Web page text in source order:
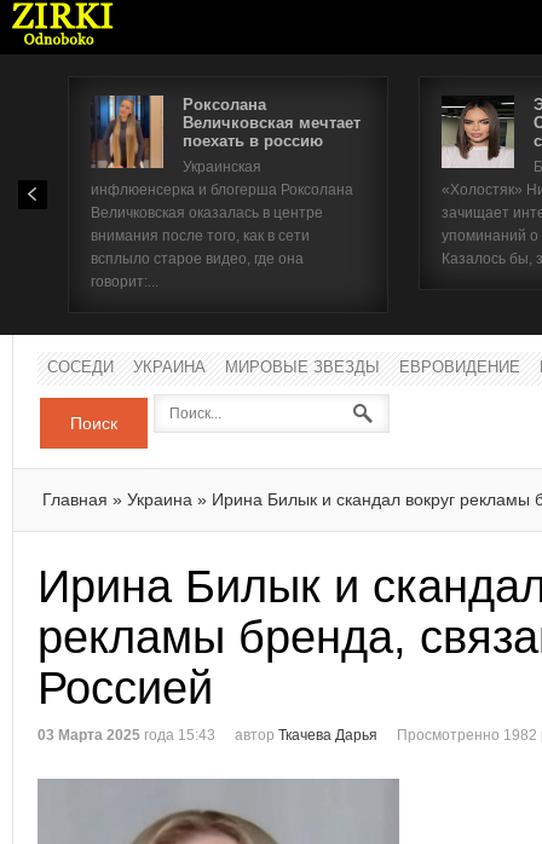
Роксолана
Величковская мечтает
поехать в россию
Украинская
инфлюенсерка и блогерша Роксолана
Величковская оказалась в центре
внимания после того, как в сети
всплыло старое видео, где она
говорит:...
«Холостяк»
зачищает
упоминаний
Казалось бы,
СОСЕДИ УКРАИНА МИРОВЫЕ ЗВЕЗДЫ ЕВРОВИДЕНИЕ
Поиск
Главная » Украина » Ирина Билык и скандал вокруг рекламы
Ирина Билык и
рекламы бренда,
Россией
03 Марта 2025 года 15:43 автор Ткачева Дарья Просмотренно 1982
Имя